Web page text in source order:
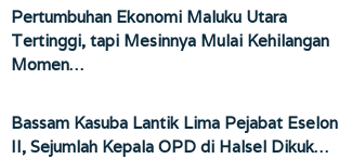
Pertumbuhan Ekonomi Maluku Utara
Tertinggi, tapi Mesinnya Mulai Kehilangan
Momen…
Bassam Kasuba Lantik Lima Pejabat Eselon
II, Sejumlah Kepala OPD di Halsel Dikuk…